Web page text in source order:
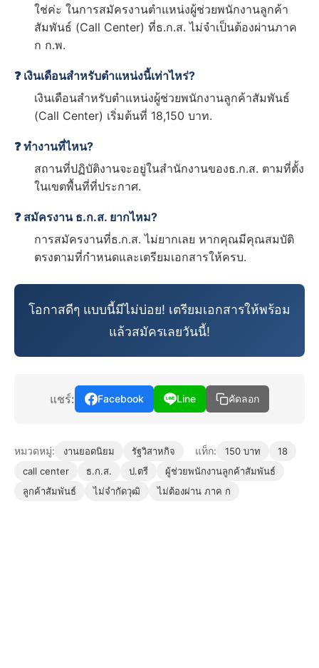
ใช่ค่ะ ในการสมัครงานตำแหน่งผู้ช่วยพนักงานลูกค้า
สัมพันธ์ (Call Center) ที่ธ.ก.ส. ไม่จำเป็นต้องผ่านภาค
ก ก.พ.
❓ เงินเดือนสำหรับตำแหน่งนี้เท่าไหร่?
เงินเดือนสำหรับตำแหน่งผู้ช่วยพนักงานลูกค้าสัมพันธ์
(Call Center) เริ่มต้นที่ 18,150 บาท.
❓ ทำงานที่ไหน?
สถานที่ปฏิบัติงานจะอยู่ในสำนักงานของธ.ก.ส. ตามที่ตั้ง
ในเขตพื้นที่ที่ประกาศ.
❓ สมัครงาน ธ.ก.ส. ยากไหม?
การสมัครงานที่ธ.ก.ส. ไม่ยากเลย หากคุณมีคุณสมบัติ
ตรงตามที่กำหนดและเตรียมเอกสารให้ครบ.
โอกาสดีๆ แบบนี้มีไม่บ่อย! เตรียมเอกสารให้พร้อม
แล้วสมัครเลยวันนี้!
แชร์: Facebook Line คัดลอก
หมวดหมู่: งานยอดนิยม รัฐวิสาหกิจ แท็ก: 150 บาท
18
call center
ธ.ก.ส. ป.ตรี
ผู้ช่วยพนักงานลูกค้าสัมพันธ์
ลูกค้าสัมพันธ์
ไม่จำกัดวุฒิ ไม่ต้องผ่าน ภาค ก